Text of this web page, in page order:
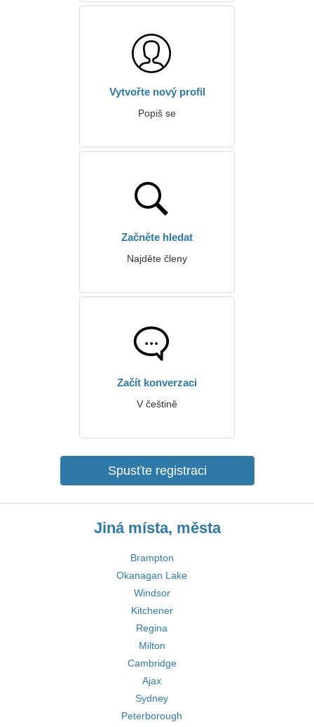
Vytvořte nový profil
Popiš se
Začněte hledat
Najděte členy
Začít konverzaci
V češtině
Spusťte registraci
Jiná místa, města
Brampton
Okanagan Lake
Windsor
Kitchener
Regina
Milton
Cambridge
Ajax
Sydney
Peterborough